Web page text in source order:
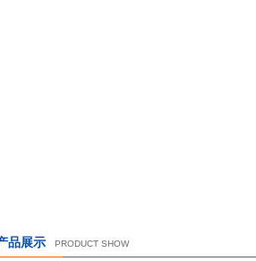
品展示 PRODUCT SHOW